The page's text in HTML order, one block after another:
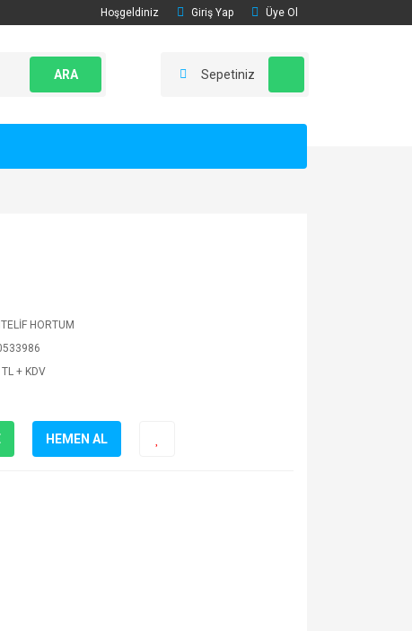
Hoşgeldiniz Giriş Yap Üye Ol
ARA Sepetiniz
HORTUM
+ KDV
HEMEN AL